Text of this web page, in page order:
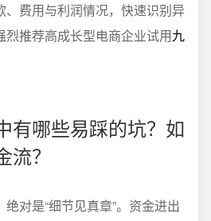
、费用与利润情况，快速识别异
烈推荐高成长型电商企业试用九
有哪些易踩的坑？如
？
对是“细节见真章”。资金进出